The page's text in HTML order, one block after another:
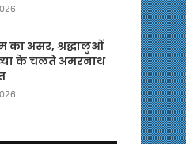
का असर, श्रद्धालुओं
के चलते अमरनाथ